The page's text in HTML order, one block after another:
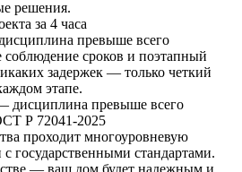
решения.
превыше всего
сроков и поэтапный
задержек — только четкий
этапе.
Р 72041-2025
проходит многоуровневую
с государственными стандартами.
— ваш дом будет надежным и